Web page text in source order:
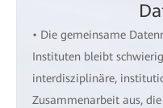
• Die gemeinsame
Instituten bleibt
interdisziplinäre,
Zusammenarbeit aus,